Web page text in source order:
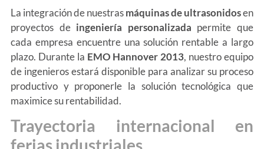
La integración de nuestrasmáquinas de ultrasonidosen
proyectos de ingeniería personalizada permite que
cada empresa encuentre una solución rentable a largo
plazo. Durante la EMO Hannover 2013, nuestro equipo
de ingenieros estará disponible para analizar su proceso
productivo y proponerle la solución tecnológica que
maximice su rentabilidad.
Trayectoria internacional en
ferias industriales